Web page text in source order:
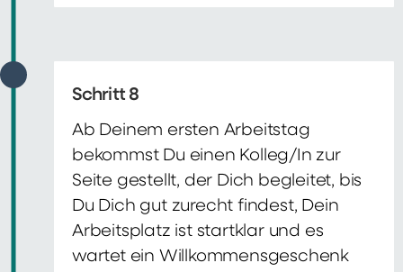
Schritt 8
Ab Deinem ersten Arbeitstag
bekommst Du einen Kolleg/In zur
Seite gestellt, der Dich begleitet, bis
Du Dich gut zurecht findest, Dein
Arbeitsplatz ist startklar und es
wartet ein Willkommensgeschenk